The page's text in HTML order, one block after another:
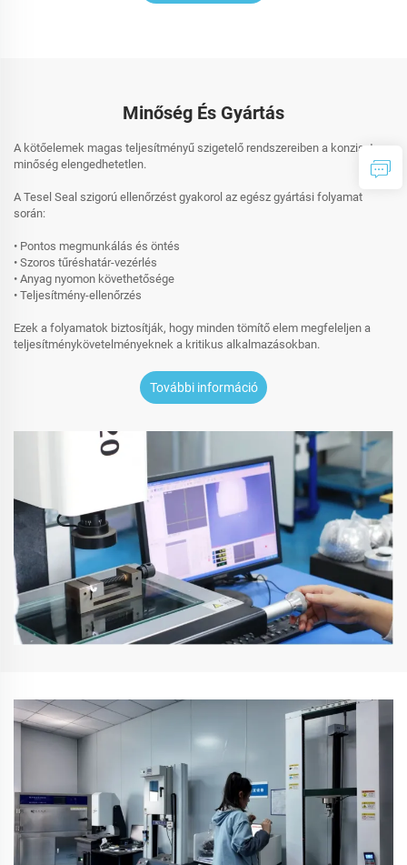
Minőség És Gyártás
A kötőelemek magas teljesítményű szigetelő rendszereiben a konzisztens
minőség elengedhetetlen.
A Tesel Seal szigorú ellenőrzést gyakorol az egész gyártási folyamat
során:
• Pontos megmunkálás és öntés
• Szoros tűréshatár-vezérlés
• Anyag nyomon követhetősége
• Teljesítmény-ellenőrzés
Ezek a folyamatok biztosítják, hogy minden tömítő elem megfeleljen a
teljesítménykövetelményeknek a kritikus alkalmazásokban.
További információ